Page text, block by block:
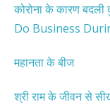
कोरोना के कारण
Do Business
महानता के बीज
श्री राम के जीवन से